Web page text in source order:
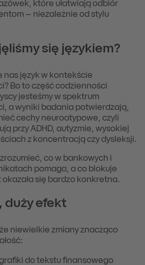
które ułatwiają odbiór
– niezależnie od stylu
się językiem?
nas język w kontekście
Bo to część codzienności
jesteśmy w spektrum
a wyniki badania potwierdzają,
cechy neuroatypowe, czyli
przy ADHD, autyzmie, wysokiej
z koncentracją czy dysleksji.
co w bankowych i
pomaga, a co blokuje
się bardzo konkretna.
duży efekt
niewielkie zmiany znacząco
do tekstu finansowego